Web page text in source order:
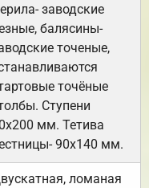
заводские
балясины-
точеные,
точёные
Ступени
мм. Тетива
90х140 мм.
ломаная